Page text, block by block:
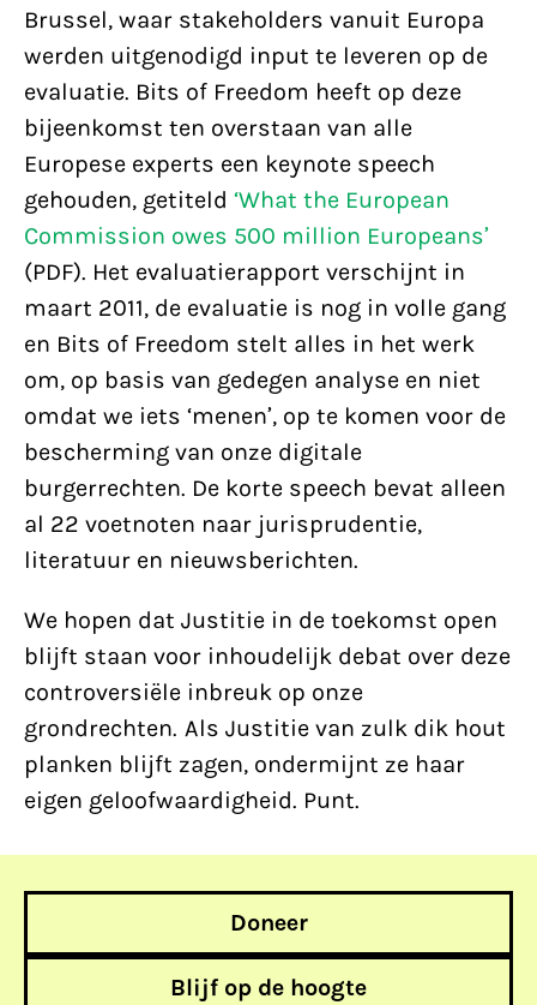
Brussel, waar stakeholders vanuit Europa
werden uitgenodigd input te leveren op de
evaluatie. Bits of Freedom heeft op deze
bijeenkomst ten overstaan van alle
Europese experts een keynote speech
gehouden, getiteld ‘What the European
Commission owes 500 million Europeans’
(PDF). Het evaluatierapport verschijnt in
maart 2011, de evaluatie is nog in volle gang
en Bits of Freedom stelt alles in het werk
om, op basis van gedegen analyse en niet
omdat we iets ‘menen’, op te komen voor de
bescherming van onze digitale
burgerrechten. De korte speech bevat alleen
al 22 voetnoten naar jurisprudentie,
literatuur en nieuwsberichten.
We hopen dat Justitie in de toekomst open
blijft staan voor inhoudelijk debat over deze
controversiële inbreuk op onze
grondrechten. Als Justitie van zulk dik hout
planken blijft zagen, ondermijnt ze haar
eigen geloofwaardigheid. Punt.
Doneer
Blijf op de hoogte